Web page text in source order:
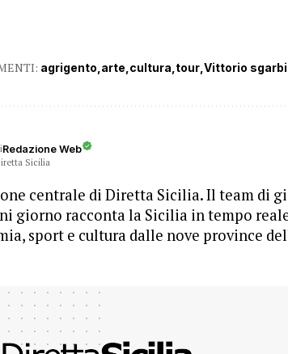
agrigento arte cultura tour Vittorio sgarbi
Redazione Web
Sicilia
centrale di Diretta Sicilia. Il team di
giorno racconta la Sicilia in tempo
sport e cultura dalle nove province